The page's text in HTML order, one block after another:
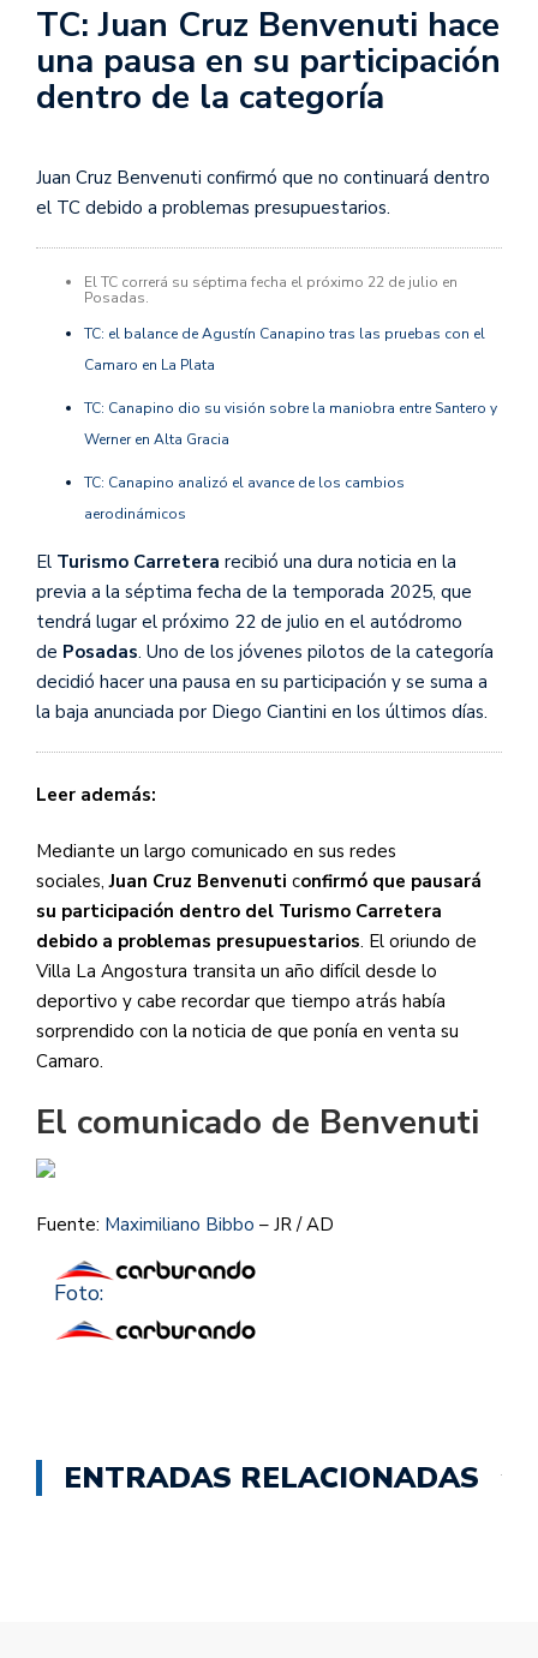
TC: Juan Cruz Benvenuti hace
una pausa en su participación
dentro de la categoría
Juan Cruz Benvenuti confirmó que no continuará dentro
el TC debido a problemas presupuestarios.
El TC correrá su séptima fecha el próximo 22 de julio en
Posadas.
TC: el balance de Agustín Canapino tras las pruebas con el
Camaro en La Plata
TC: Canapino dio su visión sobre la maniobra entre Santero y
Werner en Alta Gracia
TC: Canapino analizó el avance de los cambios
aerodinámicos
El Turismo Carretera recibió una dura noticia en la
previa a la séptima fecha de la temporada 2025, que
tendrá lugar el próximo 22 de julio en el autódromo
de Posadas. Uno de los jóvenes pilotos de la categoría
decidió hacer una pausa en su participación y se suma a
la baja anunciada por Diego Ciantini en los últimos días.
Leer además:
Mediante un largo comunicado en sus redes
sociales,Juan Cruz Benvenuti confirmó que pausará
su participación dentro del Turismo Carretera
debido a problemas presupuestarios. El oriundo de
Villa La Angostura transita un año difícil desde lo
deportivo y cabe recordar que tiempo atrás había
sorprendido con la noticia de que ponía en venta su
Camaro.
El comunicado de Benvenuti
Fuente: Maximiliano Bibbo
Foto:
– JR / AD
ENTRADAS RELACIONADAS